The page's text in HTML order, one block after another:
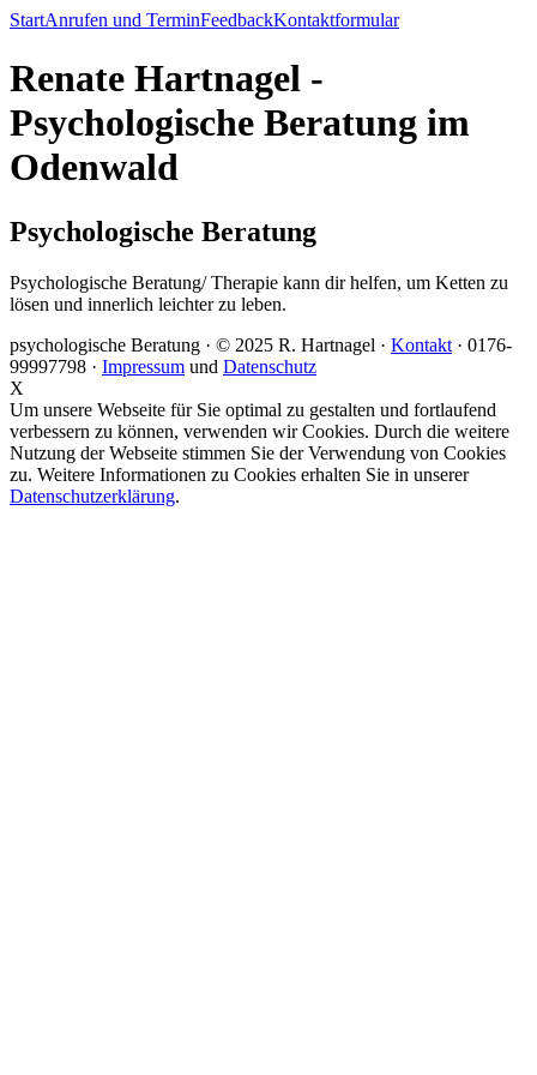
StartAnrufen und TerminFeedbackKontaktformular
Renate Hartnagel -
Psychologische Beratung im
Odenwald
Psychologische Beratung
Psychologische Beratung/ Therapie kann dir helfen, um Ketten zu
lösen und innerlich leichter zu leben.
psychologische Beratung · © 2025 R. Hartnagel · Kontakt · 0176-
99997798 · Impressum und Datenschutz
X
Um unsere Webseite für Sie optimal zu gestalten und fortlaufend
verbessern zu können, verwenden wir Cookies. Durch die weitere
Nutzung der Webseite stimmen Sie der Verwendung von Cookies
zu. Weitere Informationen zu Cookies erhalten Sie in unserer
Datenschutzerklärung.